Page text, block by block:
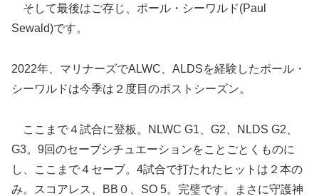
そして最後はご存じ、ポール・シーワルド(Paul
Sewald)です。
2022年、マリナーズでALWC、ALDSを経験したポール・
シーワルドは今季は２度目のポストシーズン。
ここまで４試合に登板。NLWC G1、G2、NLDS G2、
G3。9回のセーブシチュエーションをことごとくものに
し、ここまで４セーブ。4試合で打たれたヒットは２本の
み。スコアレス、BB０、SO 5。完璧です。まさに守護神